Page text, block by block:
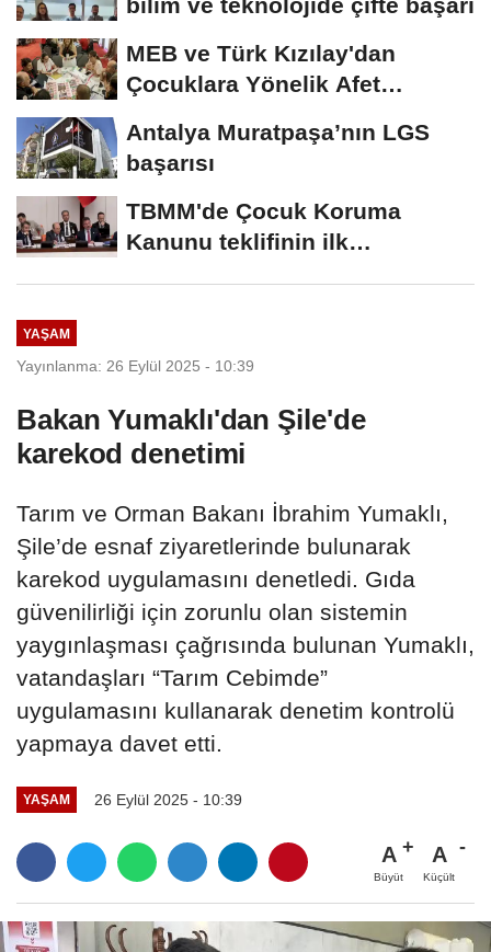
bilim ve teknolojide çifte başarı
MEB ve Türk Kızılay'dan
Çocuklara Yönelik Afet
Antalya Muratpaşa’nın LGS
başarısı
TBMM'de Çocuk Koruma
Kanunu teklifinin ilk
YAŞAM
Yayınlanma: 26 Eylül 2025 - 10:39
Bakan Yumaklı'dan Şile'de
karekod denetimi
Tarım ve Orman Bakanı İbrahim Yumaklı,
Şile’de esnaf ziyaretlerinde bulunarak
karekod uygulamasını denetledi. Gıda
güvenilirliği için zorunlu olan sistemin
yaygınlaşması çağrısında bulunan Yumaklı,
vatandaşları “Tarım Cebimde”
uygulamasını kullanarak denetim kontrolü
yapmaya davet etti.
YAŞAM 26 Eylül 2025 - 10:39
A
Büyüt
A
Küçült